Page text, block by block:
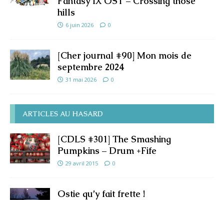
hills
6 juin 2026 0
[Cher journal #90] Mon mois de
septembre 2024
31 mai 2026 0
ARTICLES AU HASARD
[CDLS #301] The Smashing
Pumpkins – Drum +Fife
29 avril 2015 0
Ostie qu’y fait frette !